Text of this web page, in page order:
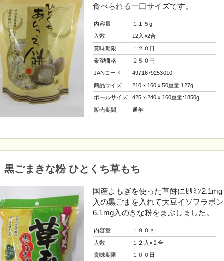
食べられる一口サイズです。
内容量
１１５g
入数
12入×2合
賞味期限
１２０日
希望価格
２５０円
JANコード
4971679253010
商品サイズ
210ｘ160ｘ50重量:127g
ボールサイズ
425ｘ240ｘ160重量:1850g
販売期間
通年
黒ごまきな粉 ひとくち草もち
国産よもぎを使った草餅にｾｻﾐﾝ2.1mg
入の黒ごまを入れて大豆イソフラボン
6.1mg入のきな粉をまぶしました。
内容量
１９０ｇ
入数
１２入×２合
賞味期限
１００日